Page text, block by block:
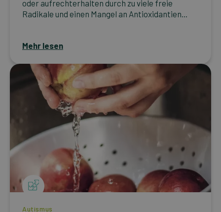
oder aufrechterhalten durch zu viele freie
Radikale und einen Mangel an Antioxidantien...
Mehr lesen
Autismus